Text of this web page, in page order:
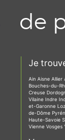
de
Je
Ain Aisne Allier
Bouches-du-
Creuse
Vilaine Indre
et-Garonne
de-Dôme
Haute-Savoie
Vienne Vosges